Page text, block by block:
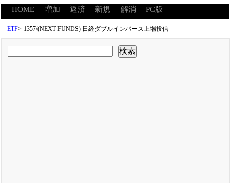
HOME 増加 返済 新規 解消 PC版
ETF> 1357/(NEXT FUNDS) 日経ダブルインバース上場投信